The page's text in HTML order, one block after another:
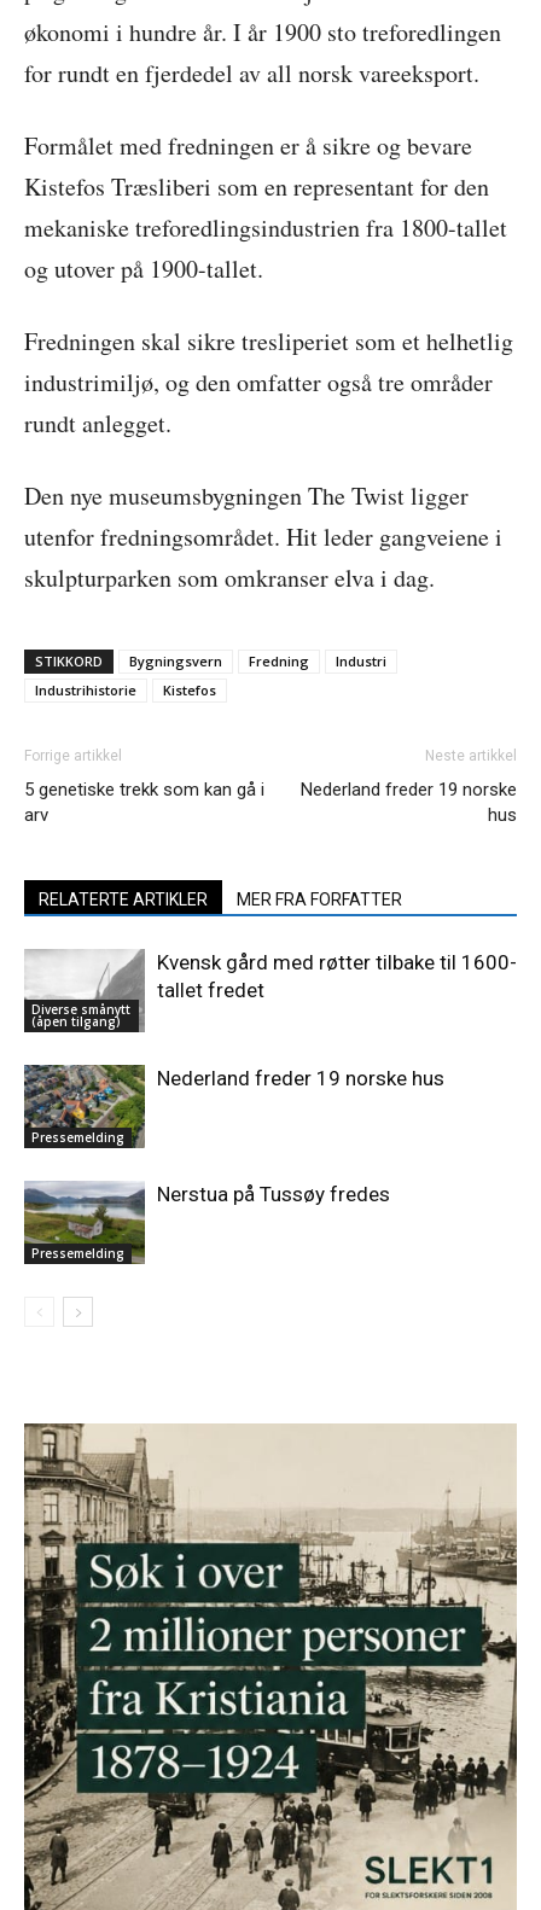
økonomi i hundre år. I år 1900 sto treforedlingen
for rundt en fjerdedel av all norsk vareeksport.
Formålet med fredningen er å sikre og bevare
Kistefos Træsliberi som en representant for den
mekaniske treforedlingsindustrien fra 1800-tallet
og utover på 1900-tallet.
Fredningen skal sikre tresliperiet som et helhetlig
industrimiljø, og den omfatter også tre områder
rundt anlegget.
Den nye museumsbygningen The Twist ligger
utenfor fredningsområdet. Hit leder gangveiene i
skulpturparken som omkranser elva i dag.
STIKKORD Bygningsvern Fredning
Industri
Industrihistorie
Kistefos
Forrige artikkel
5 genetiske trekk som kan gå i
arv
Neste artikkel
Nederland freder 19 norske
hus
RELATERTE ARTIKLER MER FRA FORFATTER
Diverse smånytt
(åpen tilgang)
Kvensk gård med røtter tilbake til 1600-
tallet fredet
Pressemelding
Nederland freder 19 norske hus
Pressemelding
Nerstua på Tussøy fredes